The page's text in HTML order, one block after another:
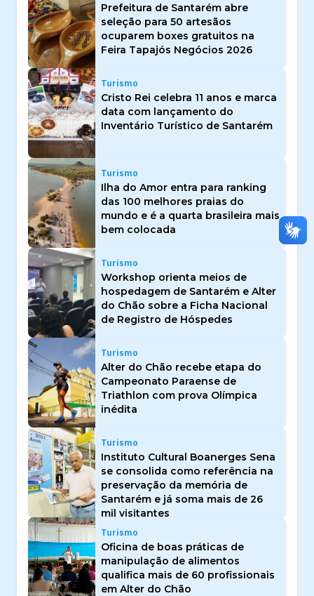
Prefeitura de Santarém abre
seleção para 50 artesãos
ocuparem boxes gratuitos na
Feira Tapajós Negócios 2026
Turismo
Cristo Rei celebra 11 anos e marca
data com lançamento do
Inventário Turístico de Santarém
Turismo
Ilha do Amor entra para ranking
das 100 melhores praias do
mundo e é a quarta brasileira mais
bem colocada
Turismo
Workshop orienta meios de
hospedagem de Santarém e Alter
do Chão sobre a Ficha Nacional
de Registro de Hóspedes
Turismo
Alter do Chão recebe etapa do
Campeonato Paraense de
Triathlon com prova Olímpica
inédita
Turismo
Instituto Cultural Boanerges Sena
se consolida como referência na
preservação da memória de
Santarém e já soma mais de 26
mil visitantes
Turismo
Oficina de boas práticas de
manipulação de alimentos
qualifica mais de 60 profissionais
em Alter do Chão